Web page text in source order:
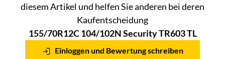
diesem Artikel und helfen Sie anderen bei deren
Kaufentscheidung
155/70R12C 104/102N Security TR603 TL
Einloggen und Bewertung schreiben